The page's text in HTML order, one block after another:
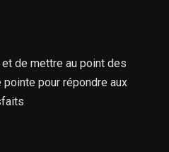
de mettre au point des
pour répondre aux